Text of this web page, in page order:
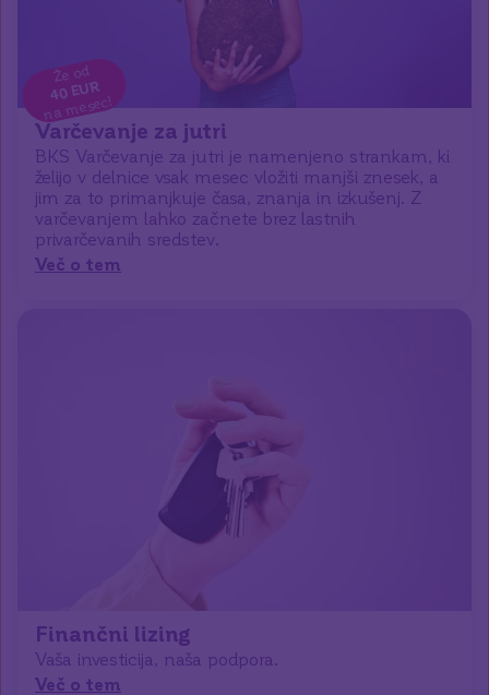
Že od
40 EUR
na mesec!
Varčevanje za jutri
BKS Varčevanje za jutri je namenjeno strankam, ki
želijo v delnice vsak mesec vložiti manjši znesek, a
jim za to primanjkuje časa, znanja in izkušenj. Z
varčevanjem lahko začnete brez lastnih
privarčevanih sredstev.
Več o tem
Finančni lizing
Vaša investicija, naša podpora.
Več o tem